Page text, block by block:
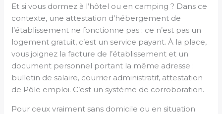
Et si vous dormez à l’hôtel ou en camping ? Dans ce
contexte, une attestation d’hébergement de
l’établissement ne fonctionne pas : ce n’est pas un
logement gratuit, c’est un service payant. À la place,
vous joignez la facture de l’établissement et un
document personnel portant la même adresse :
bulletin de salaire, courrier administratif, attestation
de Pôle emploi. C’est un système de corroboration.
Pour ceux vraiment sans domicile ou en situation